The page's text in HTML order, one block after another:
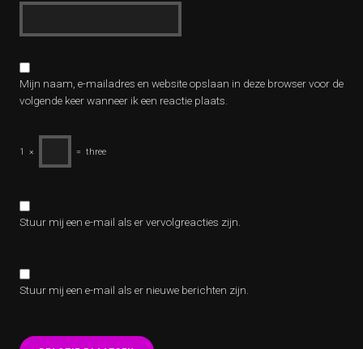
Mijn naam, e-mailadres en website opslaan in deze browser voor de
volgende keer wanneer ik een reactie plaats.
1 × = three
Stuur mij een e-mail als er vervolgreacties zijn.
Stuur mij een e-mail als er nieuwe berichten zijn.